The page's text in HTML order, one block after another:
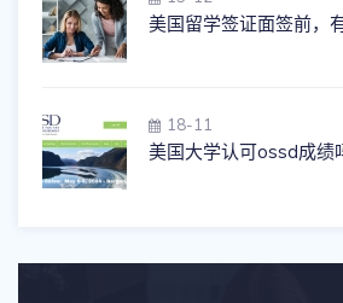
美国留学签证面签前，
18-11
美国大学认可ossd成绩